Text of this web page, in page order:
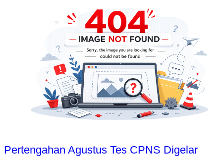
Pertengahan Agustus Tes CPNS Digelar